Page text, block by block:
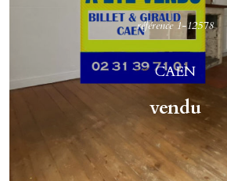
référence 1-12578
CAEN
vendu